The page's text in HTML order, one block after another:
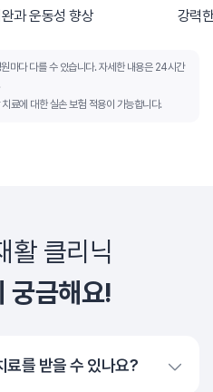
과 운동성 향상 강력
마다 다를 수 있습니다. 자세한 내용은 24시간
료에 대한 실손 보험 적용이 가능합니다.
활 클리닉
궁금해요!
료를 받을 수 있나요?